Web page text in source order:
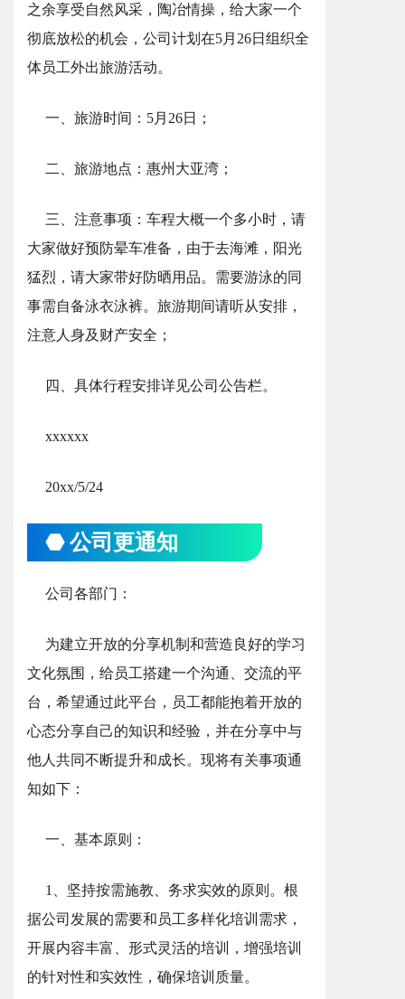
之余享受自然风采，陶冶情操，给大家一个
彻底放松的机会，公司计划在5月26日组织全
体员工外出旅游活动。
一、旅游时间：5月26日；
二、旅游地点：惠州大亚湾；
三、注意事项：车程大概一个多小时，请
大家做好预防晕车准备，由于去海滩，阳光
猛烈，请大家带好防晒用品。需要游泳的同
事需自备泳衣泳裤。旅游期间请听从安排，
注意人身及财产安全；
四、具体行程安排详见公司公告栏。
xxxxxx
20xx/5/24
⬣ 公司更通知
公司各部门：
为建立开放的分享机制和营造良好的学习
文化氛围，给员工搭建一个沟通、交流的平
台，希望通过此平台，员工都能抱着开放的
心态分享自己的知识和经验，并在分享中与
他人共同不断提升和成长。现将有关事项通
知如下：
一、基本原则：
1、坚持按需施教、务求实效的原则。根
据公司发展的需要和员工多样化培训需求，
开展内容丰富、形式灵活的培训，增强培训
的针对性和实效性，确保培训质量。